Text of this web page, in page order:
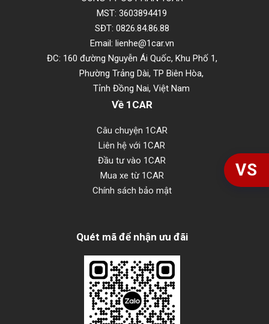
MST: 3603894419
SĐT: 0826.84.86.88
Email: lienhe@1car.vn
ĐC: 160 đường Nguyễn Ái Quốc, Khu Phố 1,
Phường Trảng Dài, TP Biên Hòa,
Tỉnh Đồng Nai, Việt Nam
Về 1CAR
Câu chuyện 1CAR
Liên hệ với 1CAR
Đầu tư vào 1CAR
Mua xe từ 1CAR
Chính sách bảo mật
Quét mã để nhận ưu đãi
VS